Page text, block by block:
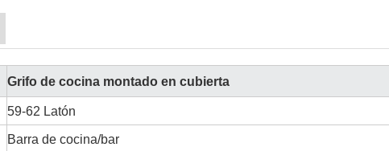
Grifo de cocina montado en cubierta
59-62 Latón
Barra de cocina/bar